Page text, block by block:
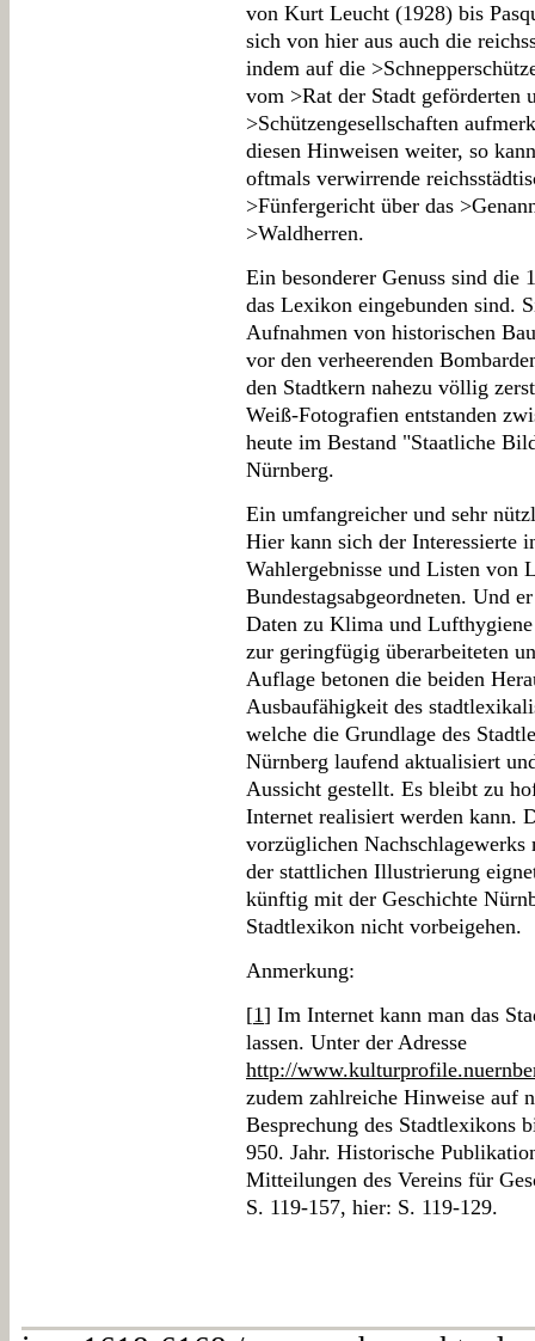
von Kurt Leucht (1928) bis
sich von hier aus auch die
indem auf die
vom >Rat der Stadt
>Schützengesellschaften
diesen Hinweisen weiter, so
oftmals verwirrende
>Fünfergericht über das
>Waldherren.
Ein besonderer Genuss sind
das Lexikon eingebunden sind.
Aufnahmen von historischen
vor den verheerenden
den Stadtkern nahezu völlig
Weiß-Fotografien entstanden
heute im Bestand "Staatliche
Nürnberg.
Ein umfangreicher und sehr
Hier kann sich der Interessierte
Wahlergebnisse und Listen von
Bundestagsabgeordneten. Und
Daten zu Klima und
zur geringfügig überarbeiteten
Auflage betonen die beiden
Ausbaufähigkeit des
welche die Grundlage des
Nürnberg laufend aktualisiert
Aussicht gestellt. Es bleibt zu
Internet realisiert werden kann.
vorzüglichen
der stattlichen Illustrierung
künftig mit der Geschichte
Stadtlexikon nicht vorbeigehen.
Anmerkung:
[1] Im Internet kann man das
lassen. Unter der Adresse
http://
zudem zahlreiche Hinweise auf
Besprechung des Stadtlexikons
950. Jahr. Historische
Mitteilungen des Vereins für
S. 119-157, hier: S. 119-129.